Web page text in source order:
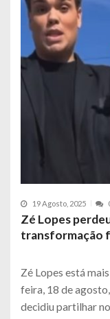
19 Agosto, 2025
Zé Lopes
transformação
Zé Lopes está
feira, 18 de
decidiu partilhar